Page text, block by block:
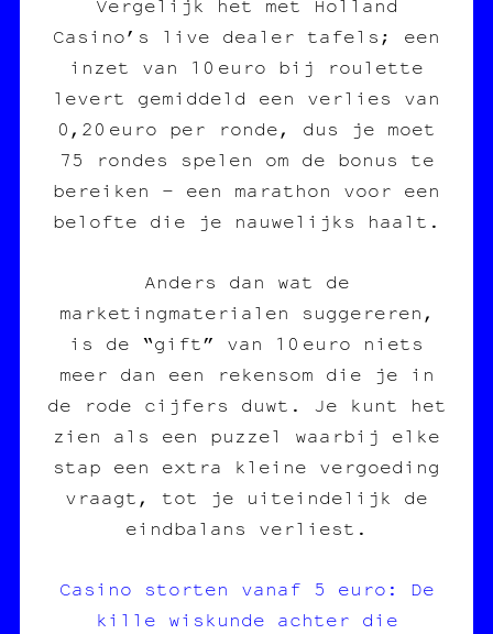
Vergelijk het met Holland
Casino’s live dealer tafels; een
inzet van 10 euro bij roulette
levert gemiddeld een verlies van
0,20 euro per ronde, dus je moet
75 rondes spelen om de bonus te
bereiken – een marathon voor een
belofte die je nauwelijks haalt.
Anders dan wat de
marketingmaterialen suggereren,
is de “gift” van 10 euro niets
meer dan een rekensom die je in
de rode cijfers duwt. Je kunt het
zien als een puzzel waarbij elke
stap een extra kleine vergoeding
vraagt, tot je uiteindelijk de
eindbalans verliest.
Casino storten vanaf 5 euro: De
kille wiskunde achter die